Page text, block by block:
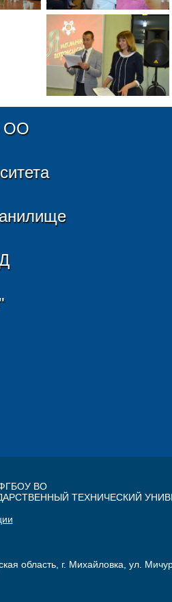
ОО
ФГБОУ ВО
ТЕХНИЧЕСКИЙ
область, г. Михайловка, ул.